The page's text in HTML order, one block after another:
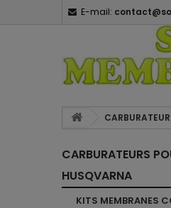
E-mail:
CARBURATEURS
HUSQVARNA
KITS MEMBRANES